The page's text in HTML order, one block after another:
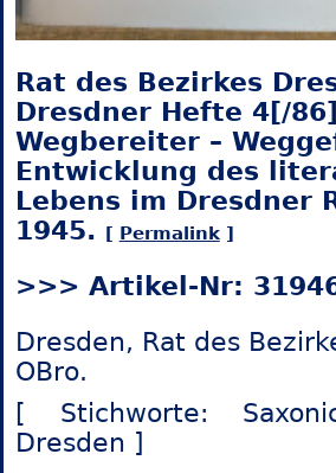
Rat des Bezirkes
Dresdner Hefte 4[/
Wegbereiter –
Entwicklung des
Lebens im Dresdner
1945. [ Permalink]
>>> Artikel-Nr:
Dresden, Rat des
OBro.
[ Stichworte:
Dresden ]